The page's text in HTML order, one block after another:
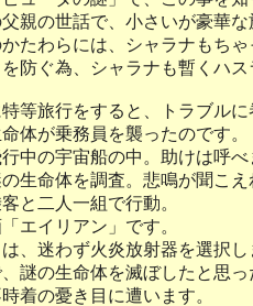
親の世話で、小さいが豪華
たわらには、シャラナもち
防ぐ為、シャラナも暫くハ
等旅行をすると、トラブル
体が乗務員を襲ったのです。
中の宇宙船の中。助けは呼べ
生命体を調査。悲鳴が聞こ
と二人一組で行動。
エイリアン」です。
、迷わず火炎放射器を選択し
謎の生命体を滅ぼしたと思
着の憂き目に遭います。